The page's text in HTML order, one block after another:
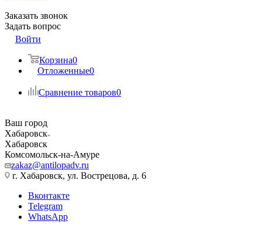
Заказать звонок
Задать вопрос
Войти
Корзина0
Отложенные0
Сравнение товаров0
Ваш город
Хабаровск
Хабаровск
Комсомольск-на-Амуре
zakaz@antilopadv.ru
г. Хабаровск, ул. Вострецова, д. 6
Вконтакте
Telegram
WhatsApp